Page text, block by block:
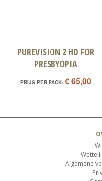
PUREVISION 2 HD FOR
PRESBYOPIA
PRIJS PER PACK: € 65,00
Algemene